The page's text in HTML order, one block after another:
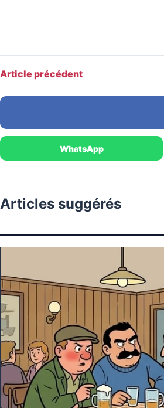
Article précédent
WhatsApp
Articles suggérés